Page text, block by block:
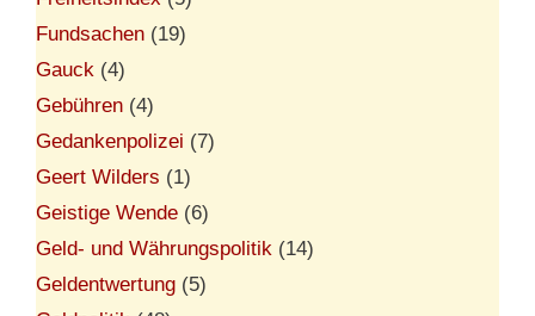
Fundsachen (19)
Gauck (4)
Gebühren (4)
Gedankenpolizei (7)
Geert Wilders (1)
Geistige Wende (6)
Geld- und Währungspolitik (14)
Geldentwertung (5)